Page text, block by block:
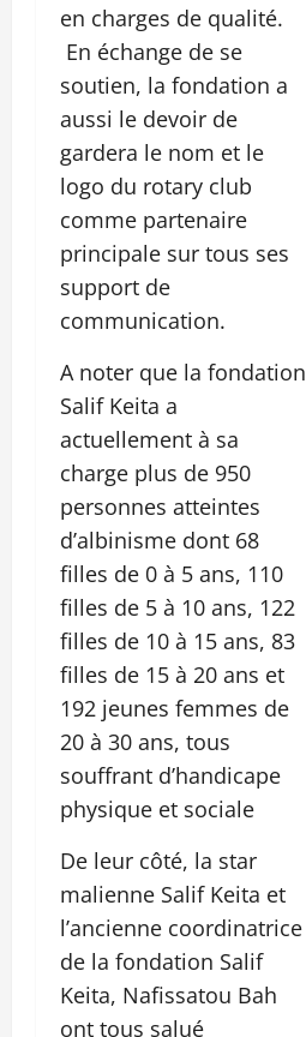
en charges de qualité.
En échange de se
soutien, la fondation a
aussi le devoir de
gardera le nom et le
logo du rotary club
comme partenaire
principale sur tous ses
support de
communication.
A noter que la fondation
Salif Keita a
actuellement à sa
charge plus de 950
personnes atteintes
d’albinisme dont 68
filles de 0 à 5 ans, 110
filles de 5 à 10 ans, 122
filles de 10 à 15 ans, 83
filles de 15 à 20 ans et
192 jeunes femmes de
20 à 30 ans, tous
souffrant d’handicape
physique et sociale
De leur côté, la star
malienne Salif Keita et
l’ancienne coordinatrice
de la fondation Salif
Keita, Nafissatou Bah
ont tous salué